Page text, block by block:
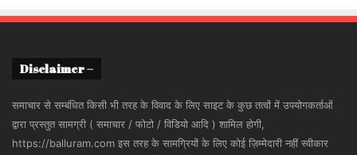
Disclaimer –
समाचार से सम्बंधित किसी भी तरह के विवाद के लिए साइट के कुछ तत्वों में उपयोगकर्ताओं
द्वारा प्रस्तुत सामग्री ( समाचार / फोटो / विडियो आदि ) शामिल होगी,
https://balluram.com इस तरह के सामग्रियों के लिए कोई ज़िम्मेदारी नहीं स्वीकार